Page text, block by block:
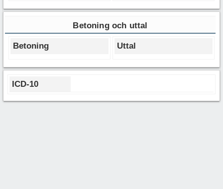
Betoning och uttal
Betoning Uttal
ICD-10